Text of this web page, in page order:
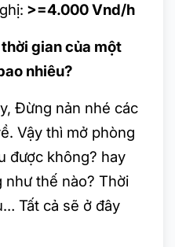
>=4.000 Vnd/h
gian của một
nhiêu?
Đừng nản nhé các
Vậy thì mở phòng
được không? hay
như thế nào? Thời
Tất cả sẽ ở đây